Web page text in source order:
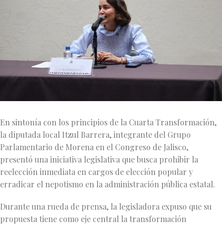
En sintonía con los principios de la Cuarta Transformación,
la diputada local Itzul Barrera, integrante del Grupo
Parlamentario de Morena en el Congreso de Jalisco,
presentó una iniciativa legislativa que busca prohibir la
reelección inmediata en cargos de elección popular y
erradicar el nepotismo en la administración pública estatal.
Durante una rueda de prensa, la legisladora expuso que su
propuesta tiene como eje central la transformación